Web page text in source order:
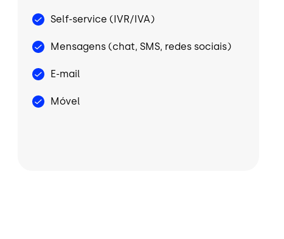
Self-service (IVR/IVA)
Mensagens (chat, SMS, redes sociais)
E-mail
Móvel